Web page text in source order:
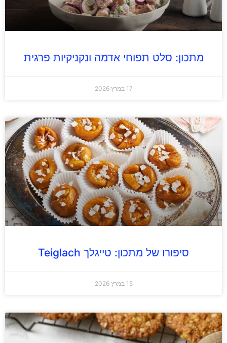
מתכון: סלט תפוחי אדמה ונקניקיות פרגית
17 במרץ 2026
סיפורו של מתכון: טייגלך Teiglach
15 במרץ 2026